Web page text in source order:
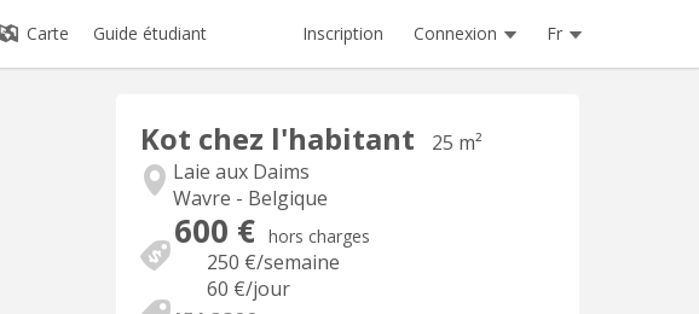
Carte Guide étudiant Inscription Connexion Fr
Kot chez l'habitant
25 m²
Laie aux Daims
Wavre - Belgique
600 € hors charges
250 €/semaine
60 €/jour